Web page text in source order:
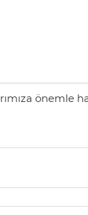
önemle